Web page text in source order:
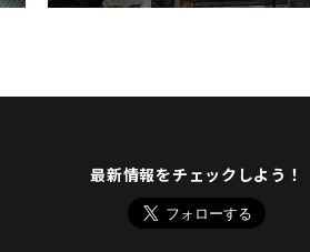
最新情報をチェックしよう！